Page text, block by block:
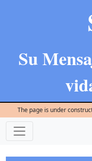
Su
The page is under